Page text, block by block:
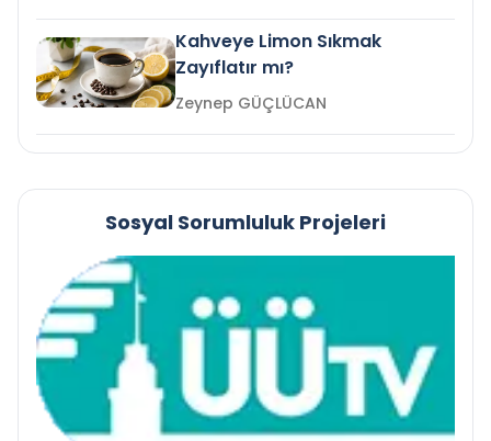
Kahveye Limon Sıkmak
Zayıflatır mı?
Zeynep GÜÇLÜCAN
Sosyal Sorumluluk Projeleri